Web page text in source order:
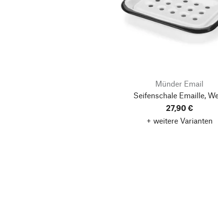
Münder Email
Seifenschale Emaille,
27,90 €
+ weitere Varianten